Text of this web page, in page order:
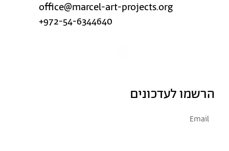
office@marcel-art-projects.org
+972-54-6344640
הרשמו לעדכונים